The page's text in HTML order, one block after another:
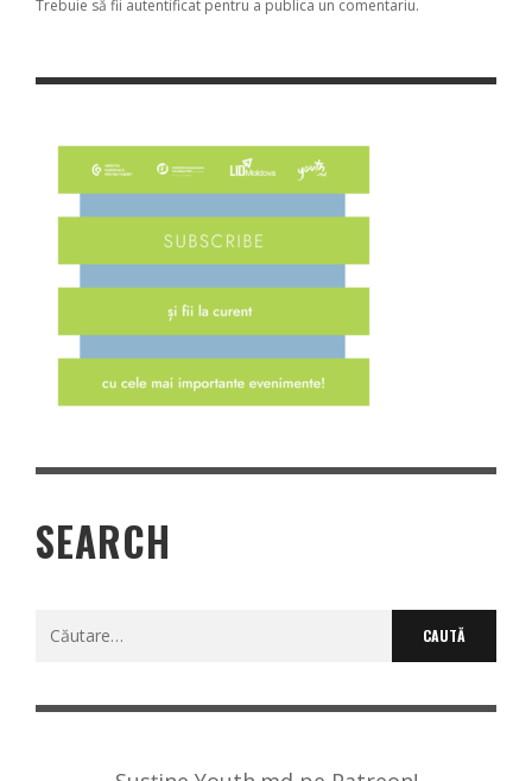
Trebuie să fii autentificat pentru a publica un comentariu.
SEARCH
Caută